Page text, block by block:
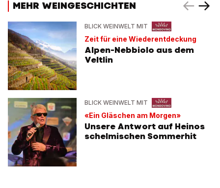
MEHR WEINGESCHICHTEN
BLICK WEINWELT MIT
Zeit für eine Wiederentdeckung
Alpen-Nebbiolo aus dem
Veltlin
BLICK WEINWELT MIT
«Ein Gläschen am Morgen»
Unsere Antwort auf Heinos
schelmischen Sommerhit